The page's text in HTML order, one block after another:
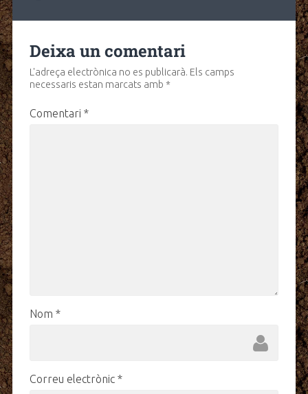
Deixa un comentari
L'adreça electrònica no es publicarà. Els camps
necessaris estan marcats amb *
Comentari *
Nom *
Correu electrònic *